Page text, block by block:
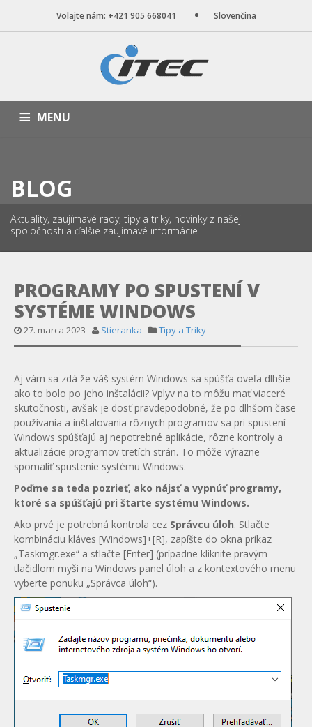
Volajte nám: +421 905 668041 Slovenčina
MENU
BLOG O NÁS
BLOG
Aktuality, zaujímavé rady, tipy a triky, novinky z našej
spoločnosti a ďalšie zaujímavé informácie
PROGRAMY PO SPUSTENÍ V
SYSTÉME WINDOWS
27. marca 2023 Stieranka Tipy a Triky
Aj vám sa zdá že váš systém Windows sa spúšťa oveľa dlhšie
ako to bolo po jeho inštalácii? Vplyv na to môžu mať viaceré
skutočnosti, avšak je dosť pravdepodobné, že po dlhšom čase
používania a inštalovania rôznych programov sa pri spustení
Windows spúšťajú aj nepotrebné aplikácie, rôzne kontroly a
aktualizácie programov tretích strán. To môže výrazne
spomaliť spustenie systému Windows.
Poďme sa teda pozrieť, ako nájsť a vypnúť programy,
ktoré sa spúšťajú pri štarte systému Windows.
Ako prvé je potrebná kontrola cez Správcu úloh. Stlačte
kombináciu kláves [Windows]+[R], zapíšte do okna príkaz
„Taskmgr.exe“ a stlačte [Enter] (prípadne kliknite pravým
tlačidlom myši na Windows panel úloh a z kontextového menu
vyberte ponuku „Správca úloh“).